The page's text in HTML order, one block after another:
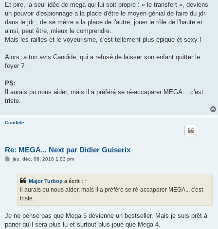
Et pire, la seul idée de mega qui lui soit propre : « le transfert », deviens
un pouvoir d'espionnage a la place d'être le moyen génial de faire du jdr
dans le jdr ; de se mètre a la place de l'autre, jouer le rôle de l'haute et
ainsi, peut être, mieux le comprendre.
Mais les railles et le voyeurisme, c'est tellement plus épique et sexy !
Alors, a ton avis Candide, qui a refusé de laisser son enfant quitter le
foyer ?
PS:
Il aurais pu nous aider, mais il a préféré se ré-accaparer MEGA... c'est
triste.
Candide
Re: MEGA... Next par Didier Guiserix
Mjeu. déc. 06, 2018 1:03 pm
Major Turbop a écrit : ↑
Il aurais pu nous aider, mais il a préféré se ré-accaparer MEGA... c'est
triste.
Je ne pense pas que Mega 5 devienne un bestseller. Mais je suis prêt à
parier qu'il sera plus lu et surtout plus joué que Mega 4.